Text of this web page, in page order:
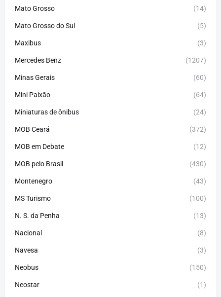
Mato Grosso (14)
Mato Grosso do Sul (5)
Maxibus (3)
Mercedes Benz (1207)
Minas Gerais (60)
Mini Paixão (64)
Miniaturas de ônibus (24)
MOB Ceará (372)
MOB em Debate (12)
MOB pelo Brasil (430)
Montenegro (43)
MS Turismo (100)
N. S. da Penha (13)
Nacional (8)
Navesa (3)
Neobus (150)
Neostar (1)